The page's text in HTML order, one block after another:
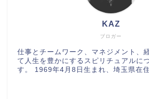
ブロガー
KAZ
仕事とチームワーク、マネジメント、
て人生を豊かにするスピリチュアルに
す。 1969年4月8日生まれ、埼玉県在住